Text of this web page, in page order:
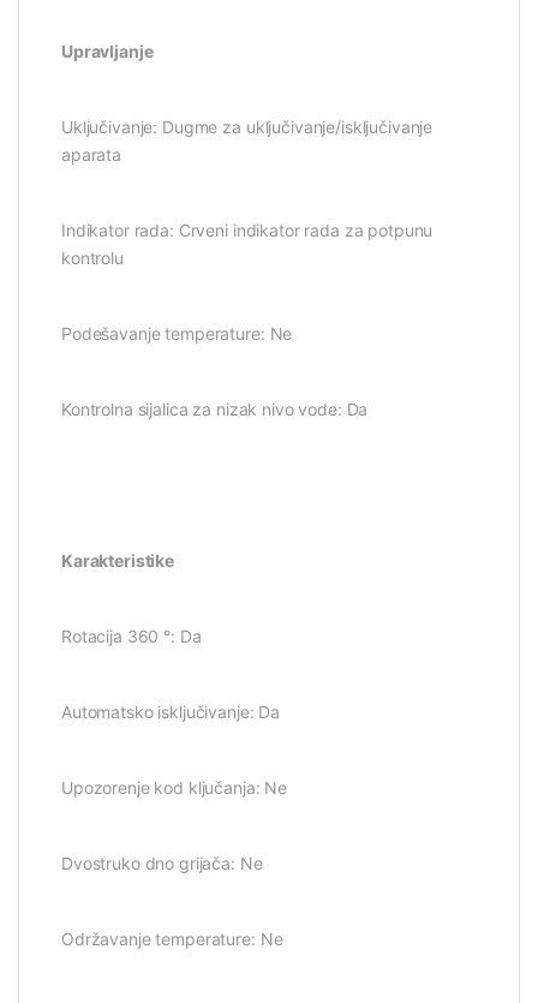
Upravljanje
Uključivanje: Dugme za uključivanje/isključivanje
aparata
Indikator rada: Crveni indikator rada za potpunu
kontrolu
Podešavanje temperature: Ne
Kontrolna sijalica za nizak nivo vode: Da
Karakteristike
Rotacija 360 °: Da
Automatsko isključivanje: Da
Upozorenje kod ključanja: Ne
Dvostruko dno grijača: Ne
Održavanje temperature: Ne